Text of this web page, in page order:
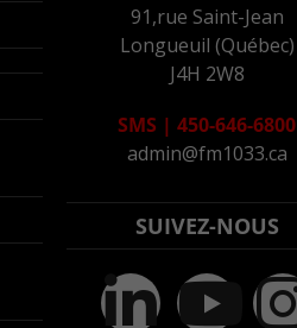
91,rue Saint-Jean
Longueuil (Québec)
J4H 2W8
SMS | 450-646-6800
admin@fm1033.ca
SUIVEZ-NOUS